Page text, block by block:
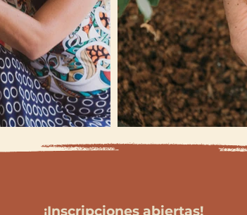
¡Inscripciones abiertas!